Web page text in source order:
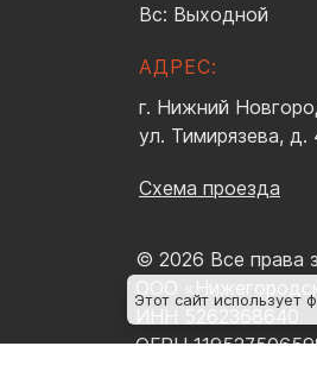
Вс: Выходной
АДРЕС:
г. Нижний
ул. Тимирязева, д.
Схема проезда
© 2026 Все права
ООО
ИНН 5262368640
ОГРН
Этот сайт использует